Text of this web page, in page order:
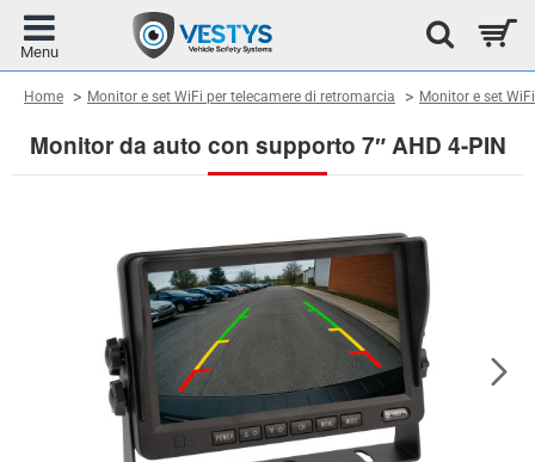
Monitor da auto con supporto 7″ AHD 4-PIN
HomehomeMonitor e set WiFi per telecamere di retromarcia Monitor e set